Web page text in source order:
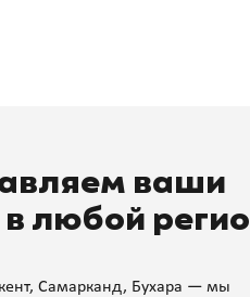
ваши
любой
Самарканд, Бухара — мы